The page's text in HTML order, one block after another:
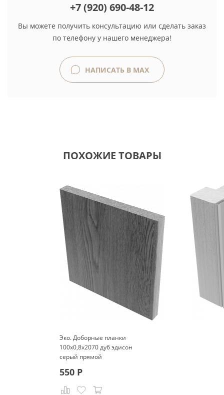
+7 (920) 690-48-12
Вы можете получить консультацию или сделать заказ
по телефону у нашего менеджера!
НАПИСАТЬ В MAX
ПОХОЖИЕ ТОВАРЫ
Эко. Доборные планки
100x0,8x2070 дуб эдисон
серый прямой
550Р